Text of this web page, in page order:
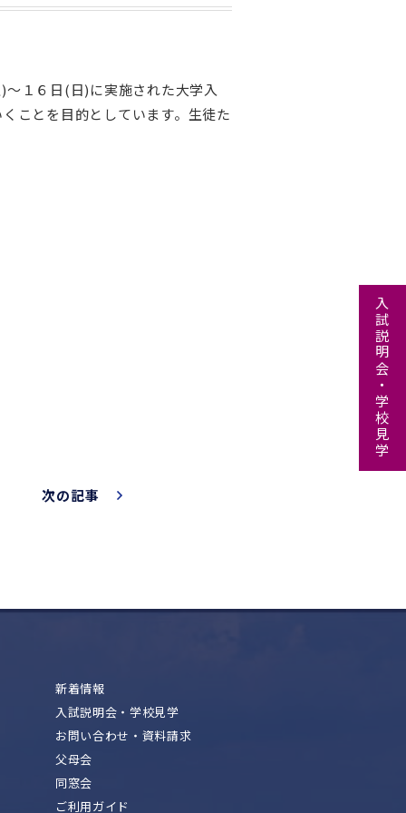
入試説明会・学校見学
１６日(日)に実施された大学入
ことを目的としています。生徒た
次の記事
新着情報
入試説明会・学校見学
お問い合わせ・資料請求
父母会
同窓会
ご利用ガイド